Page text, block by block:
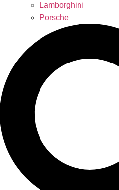
Lamborghini
Porsche